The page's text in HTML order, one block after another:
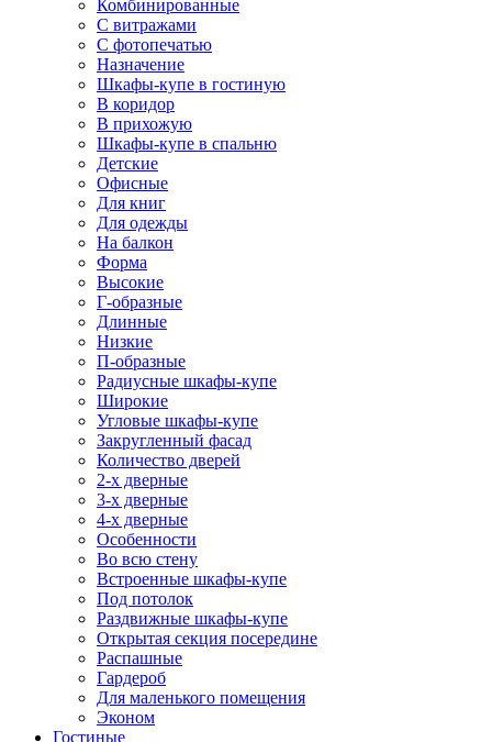
Комбинированные
С витражами
С фотопечатью
Назначение
Шкафы-купе в гостиную
В коридор
В прихожую
Шкафы-купе в спальню
Детские
Офисные
Для книг
Для одежды
На балкон
Форма
Высокие
Г-образные
Длинные
Низкие
П-образные
Радиусные шкафы-купе
Широкие
Угловые шкафы-купе
Закругленный фасад
Количество дверей
2-х дверные
3-х дверные
4-х дверные
Особенности
Во всю стену
Встроенные шкафы-купе
Под потолок
Раздвижные шкафы-купе
Открытая секция посередине
Распашные
Гардероб
Для маленького помещения
Эконом
Гостиные